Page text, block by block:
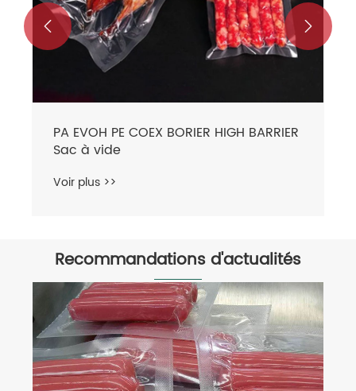
 
Recommandations d'actualités
Le film pour machines d’emballage en
rouleaux entraîne-t-il des
changements significatifs dans
l’industrie de l’emballage ?
Voir plus >>